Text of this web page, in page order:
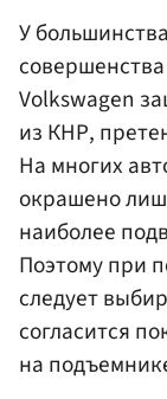
У
Volkswagen
из КНР,
На многих
окрашено
наиболее
Поэтому при
следует
согласится
на